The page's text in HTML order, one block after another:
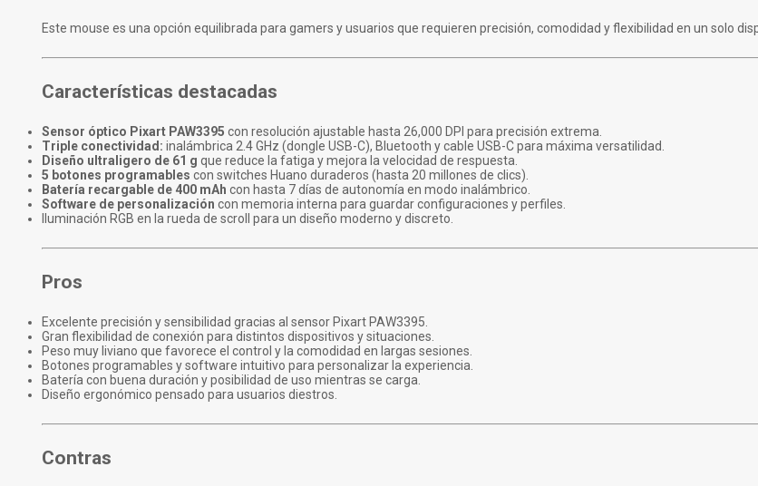
Este mouse es una opción equilibrada para gamers y usuarios que requieren precisión, comodidad y flexibilidad en un solo
Características destacadas
Sensor óptico Pixart PAW3395 con resolución ajustable hasta 26,000 DPI para precisión extrema.
Triple conectividad: inalámbrica 2.4 GHz (dongle USB-C), Bluetooth y cable USB-C para máxima versatilidad.
Diseño ultraligero de 61 g que reduce la fatiga y mejora la velocidad de respuesta.
5 botones programables con switches Huano duraderos (hasta 20 millones de clics).
Batería recargable de 400 mAh con hasta 7 días de autonomía en modo inalámbrico.
Software de personalización con memoria interna para guardar configuraciones y perfiles.
Iluminación RGB en la rueda de scroll para un diseño moderno y discreto.
Pros
Excelente precisión y sensibilidad gracias al sensor Pixart PAW3395.
Gran flexibilidad de conexión para distintos dispositivos y situaciones.
Peso muy liviano que favorece el control y la comodidad en largas sesiones.
Botones programables y software intuitivo para personalizar la experiencia.
Batería con buena duración y posibilidad de uso mientras se carga.
Diseño ergonómico pensado para usuarios diestros.
Contras